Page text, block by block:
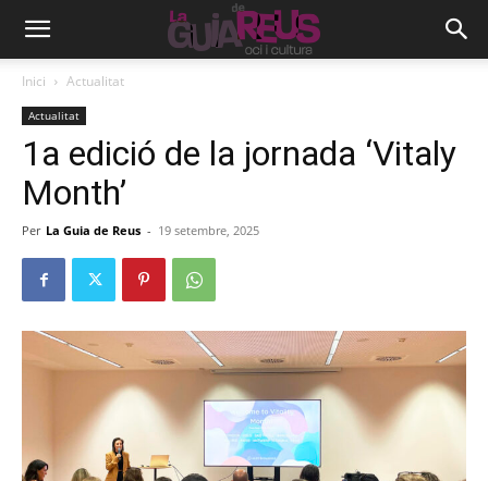
Inici Actualitat
Actualitat
1a edició de la jornada ‘Vitaly
Month’
Per La Guia de Reus - 19 setembre, 2025